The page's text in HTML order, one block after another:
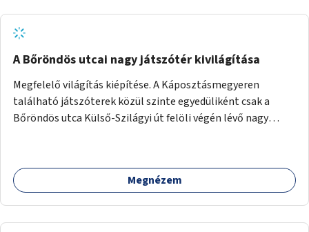
A Bőröndös utcai nagy játszótér kivilágítása
Megfelelő világítás kiépítése. A Káposztásmegyeren
található játszóterek közül szinte egyedüliként csak a
Bőröndös utca Külső-Szilágyi út felöli végén lévő nagy
Megnézem